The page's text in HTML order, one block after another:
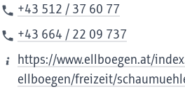
+43 512 / 37 60 77
+43 664 / 22 09 737
https://www.ellboegen.at/
ellboegen/freizeit/